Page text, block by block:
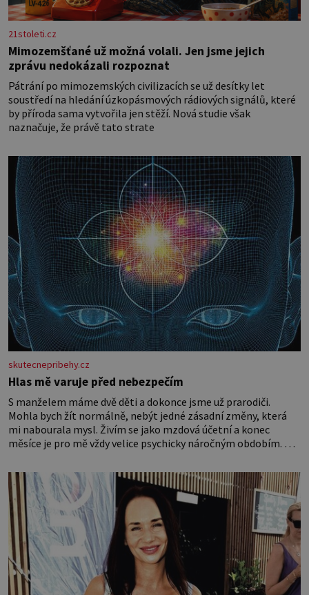
21stoleti.cz
Mimozemšťané už možná volali. Jen jsme jejich
zprávu nedokázali rozpoznat
Pátrání po mimozemských civilizacích se už desítky let
soustředí na hledání úzkopásmových rádiových signálů, které
by příroda sama vytvořila jen stěží. Nová studie však
naznačuje, že právě tato strate
skutecnepribehy.cz
Hlas mě varuje před nebezpečím
S manželem máme dvě děti a dokonce jsme už prarodiči.
Mohla bych žít normálně, nebýt jedné zásadní změny, která
mi nabourala mysl. Živím se jako mzdová účetní a konec
měsíce je pro mě vždy velice psychicky náročným obdobím. Od
pomoc, co se hlídání týče. Dalo by se